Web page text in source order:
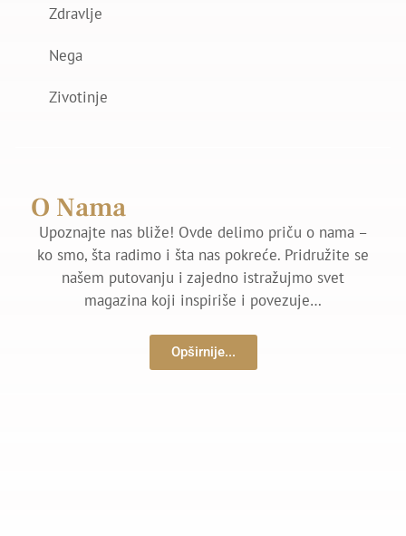
Zdravlje
Nega
Zivotinje
O Nama
Upoznajte nas bliže! Ovde delimo priču o nama –
ko smo, šta radimo i šta nas pokreće. Pridružite se
našem putovanju i zajedno istražujmo svet
magazina koji inspiriše i povezuje…
Opširnije...